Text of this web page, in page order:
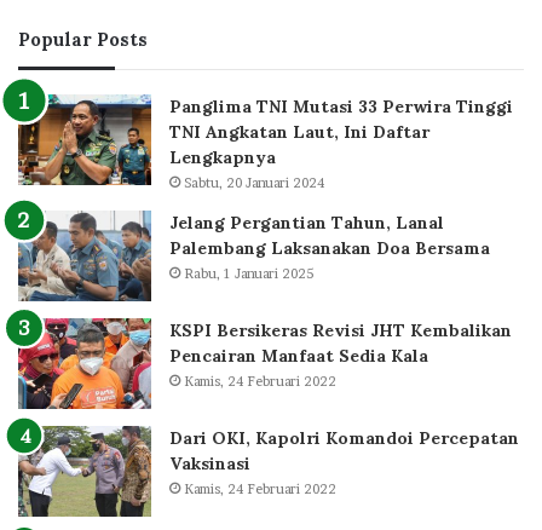
Popular Posts
Panglima TNI Mutasi 33 Perwira Tinggi
TNI Angkatan Laut, Ini Daftar
Lengkapnya
Sabtu, 20 Januari 2024
Jelang Pergantian Tahun, Lanal
Palembang Laksanakan Doa Bersama
Rabu, 1 Januari 2025
KSPI Bersikeras Revisi JHT Kembalikan
Pencairan Manfaat Sedia Kala
Kamis, 24 Februari 2022
Dari OKI, Kapolri Komandoi Percepatan
Vaksinasi
Kamis, 24 Februari 2022